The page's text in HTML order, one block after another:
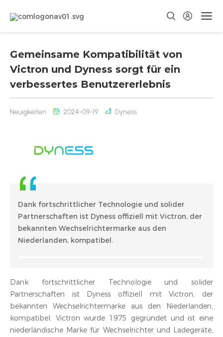
Gemeinsame Kompatibilität von
Victron und Dyness sorgt für ein
verbessertes Benutzererlebnis
Neuigkeiten 2024-09-19 Dyness
Dank fortschrittlicher Technologie und solider
Partnerschaften ist Dyness offiziell mit Victron, der
bekannten Wechselrichtermarke aus den
Niederlanden, kompatibel.
Dank fortschrittlicher Technologie und solider
Partnerschaften ist Dyness offiziell mit Victron, der
bekannten Wechselrichtermarke aus den Niederlanden,
kompatibel. Victron wurde 1975 gegründet und ist eine
niederländische Marke für Wechselrichter und Ladegeräte,